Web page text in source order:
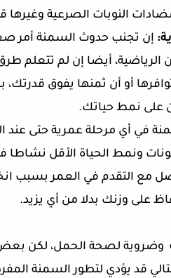
النوبات الصرعية وغيرها
: إن تجنب حدوث السمنة أمر
الرياضية، أيضا إن لم تتعلم
أو أن ثمنها يفوق قدرتك،
على نمط حياتك.
في أي مرحلة عمرية حتى عند
ونمط الحياة الأقل
مع التقدم في العمر بسبب
على وزنك بدلا من أي يزيد.
وضروية لصحة الحمل، لكن
قد يؤدي لتطور السمنة